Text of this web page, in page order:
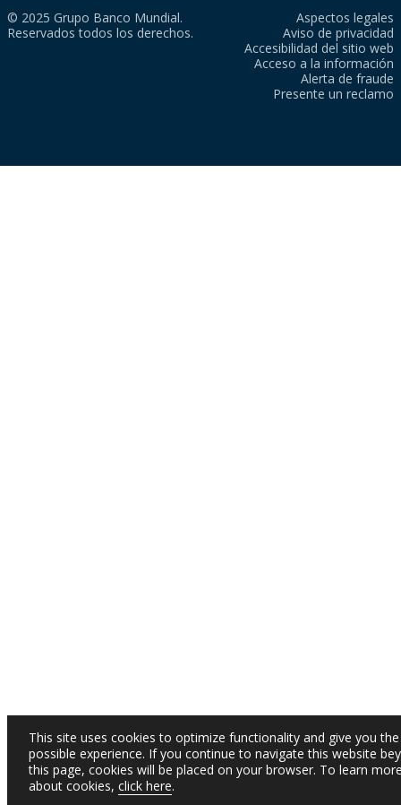
© 2025 Grupo Banco Mundial.
Reservados todos los derechos.
Aspectos legales
Aviso de privacidad
Accesibilidad del sitio web
Acceso a la información
Alerta de fraude
Presente un reclamo
This site uses cookies to optimize functionality and give you
possible experience. If you continue to navigate this website
this page, cookies will be placed on your browser. To learn
about cookies, click here.